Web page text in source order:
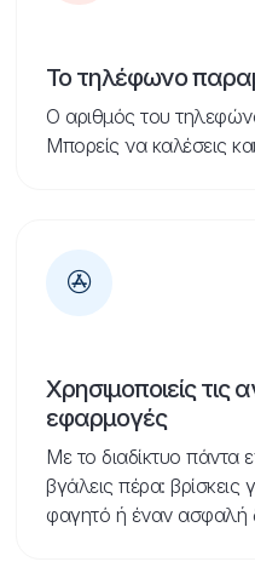
Το τηλέφωνο
Ο αριθμός του
Μπορείς να καλέσεις
Χρησιμοποιείς τις
εφαρμογές
Με το διαδίκτυο πάντα
βγάλεις πέρα:
φαγητό ή έναν ασφαλή